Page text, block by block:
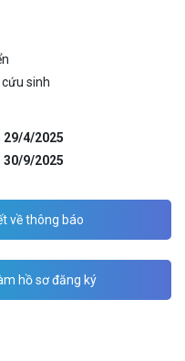
sinh
29/4/2025
30/9/2025
về thông báo
hồ sơ đăng ký